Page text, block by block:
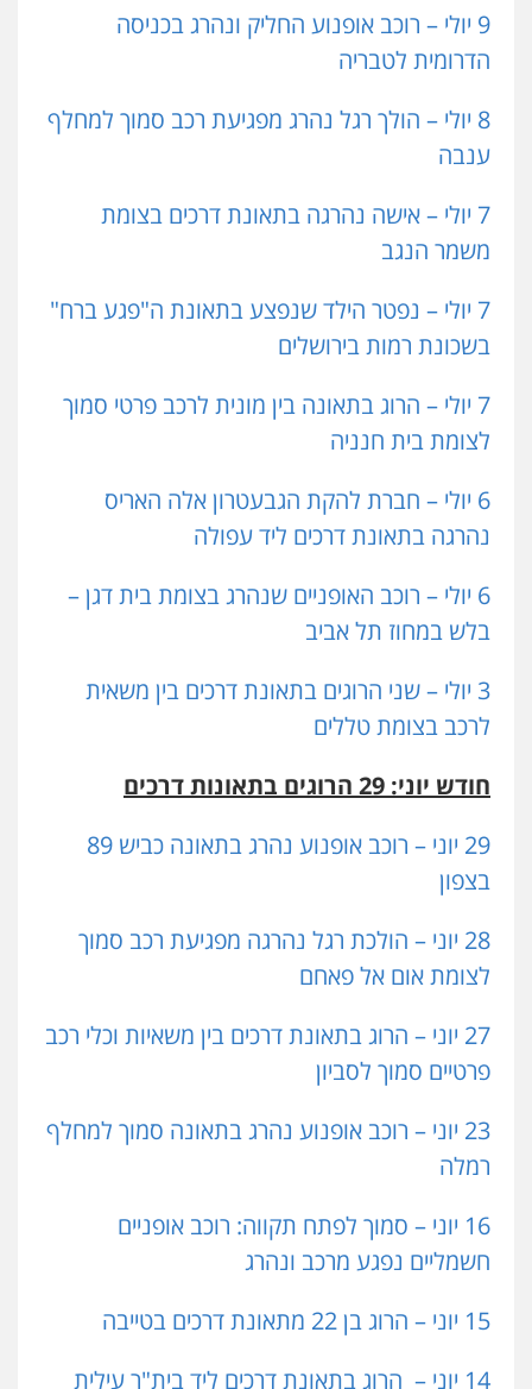
9 יולי – רוכב אופנוע החליק ונהרג בכניסה
הדרומית לטבריה
8 יולי – הולך רגל נהרג מפגיעת רכב סמוך למחלף
ענבה
7 יולי – אישה נהרגה בתאונת דרכים בצומת
משמר הנגב
7 יולי – נפטר הילד שנפצע בתאונת ה"פגע ברח"
בשכונת רמות בירושלים
7 יולי – הרוג בתאונה בין מונית לרכב פרטי סמוך
לצומת בית חנניה
6 יולי – חברת להקת הגבעטרון אלה האריס
נהרגה בתאונת דרכים ליד עפולה
6 יולי – רוכב האופניים שנהרג בצומת בית דגן –
בלש במחוז תל אביב
3 יולי – שני הרוגים בתאונת דרכים בין משאית
לרכב בצומת טללים
חודש יוני: 29 הרוגים בתאונות דרכים
29 יוני – רוכב אופנוע נהרג בתאונה כביש 89
בצפון
28 יוני – הולכת רגל נהרגה מפגיעת רכב סמוך
לצומת אום אל פאחם
27 יוני – הרוג בתאונת דרכים בין משאיות וכלי רכב
פרטיים סמוך לסביון
23 יוני – רוכב אופנוע נהרג בתאונה סמוך למחלף
רמלה
16 יוני – סמוך לפתח תקווה: רוכב אופניים
חשמליים נפגע מרכב ונהרג
15 יוני – הרוג בן 22 מתאונת דרכים בטייבה
14 יוני – הרוג בתאונת דרכים ליד בית"ר עילית